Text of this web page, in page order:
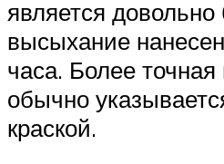
является
высыхание
часа. Более
обычно
краской.